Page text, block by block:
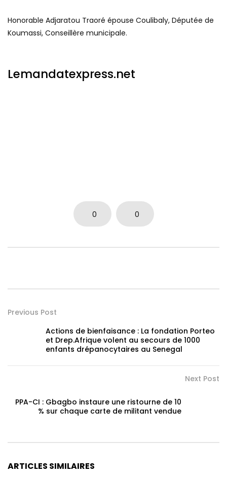
Honorable Adjaratou Traoré épouse Coulibaly, Députée de
Koumassi, Conseillère municipale.
Lemandatexpress.net
0 0
Previous Post
Actions de bienfaisance : La fondation Porteo
et Drep.Afrique volent au secours de 1000
enfants drépanocytaires au Senegal
Next Post
PPA-CI : Gbagbo instaure une ristourne de 10
% sur chaque carte de militant vendue
ARTICLES SIMILAIRES